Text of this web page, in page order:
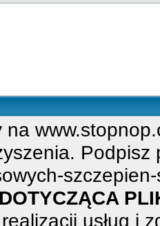
na
usług i